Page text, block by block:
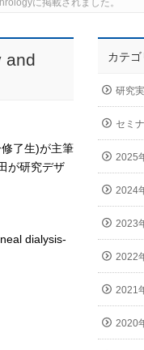
に掲載されました。
and
了生)が主筆
が研究デザ
dialysis-
カテゴ
研究
セミ
2025
2024
2023
2022
2021
2020